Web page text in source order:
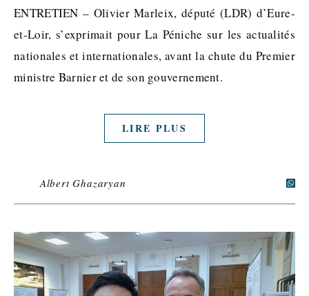
ENTRETIEN – Olivier Marleix, député (LDR) d’Eure-
et-Loir, s’exprimait pour La Péniche sur les actualités
nationales et internationales, avant la chute du Premier
ministre Barnier et de son gouvernement.
LIRE PLUS
Albert Ghazaryan